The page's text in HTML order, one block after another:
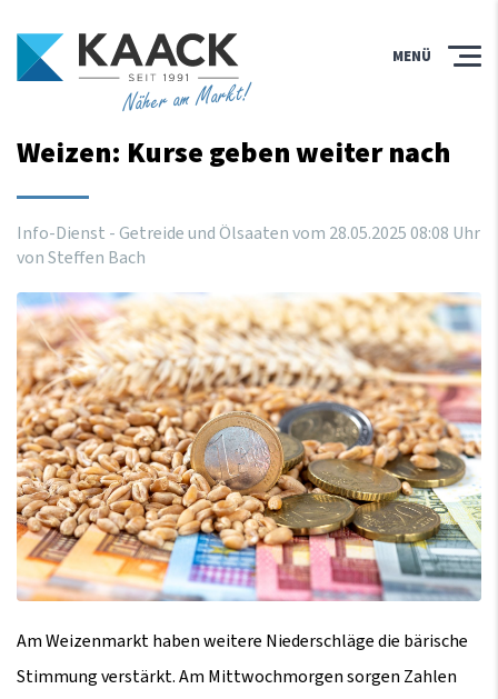
Näher am Markt!
MENÜ
Weizen: Kurse geben weiter nach
Info-Dienst - Getreide und Ölsaaten vom 28.05.202508:08 Uhr
von Steffen Bach
Am Weizenmarkt haben weitere Niederschläge die bärische
Stimmung verstärkt. Am Mittwochmorgen sorgen Zahlen